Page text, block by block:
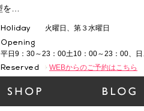
火曜日、第３水曜日
平日9：30～23：00土10：00～23：00、
WEBからのご予約はこちら